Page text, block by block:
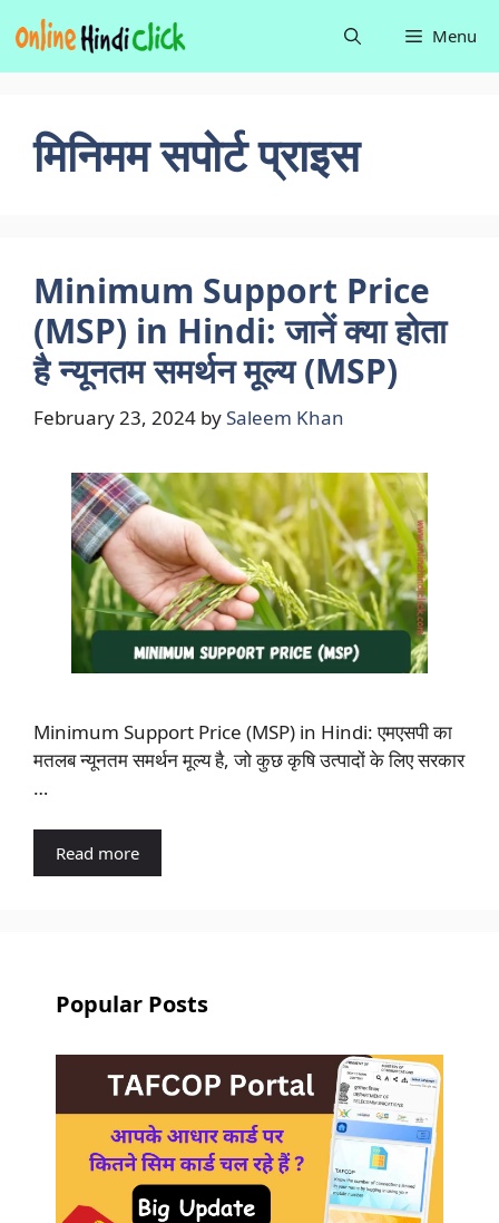
to
content
Menu
मिनिमम सपोर्ट प्राइस
Minimum Support Price
(MSP) in Hindi: जानें क्या होता
है न्यूनतम समर्थन मूल्य (MSP)
February 23, 2024 bySaleem Khan
Minimum Support Price (MSP) in Hindi: एमएसपी का
मतलब न्यूनतम समर्थन मूल्य है, जो कुछ कृषि उत्पादों के लिए सरकार
…
Read more
Popular Posts